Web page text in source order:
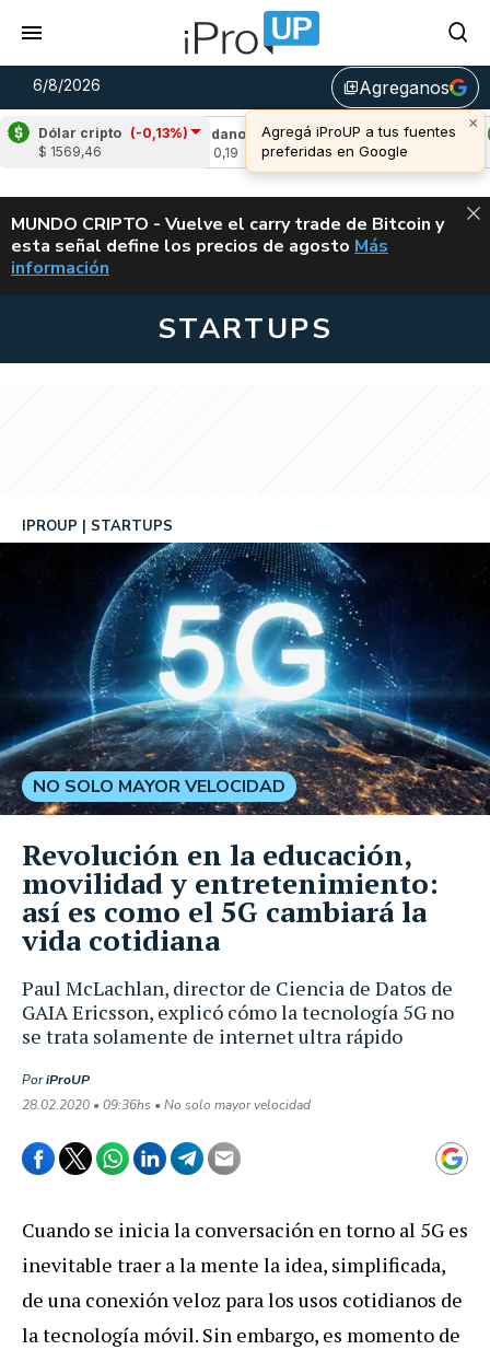
6/8/2026 library_addAgreganos
×
Agregá iProUP a tus fuentes
preferidas en Google
Dólar cripto (-0,13%)
$ 1569,46
Cardano (-2,40%)
Avalanche
u$s 6,67
ALERTA
MUNDO CRIPTO - Vuelve el carry trade de Bitcoin y
esta señal define los precios de agosto VUELVE EL
Más
información
STARTUPS
Paul McLachlan, director de Ciencia de Datos de
GAIA Ericsson, explicó cómo la tecnología 5G no
se trata solamente de internet ultra rápido
IPROUP STARTUPS
PoriProUP
28.02.2020 • 09:36hs • No solo mayor velocidad
NO SOLO MAYOR VELOCIDAD
Revolución en la educación,
movilidad y entretenimiento:
así es como el 5G cambiará la
vida cotidiana
Cuando se inicia la conversación en torno al 5G es
inevitable traer a la mente la idea, simplificada,
de una conexión veloz para los usos cotidianos de
la tecnología móvil. Sin embargo, es momento de